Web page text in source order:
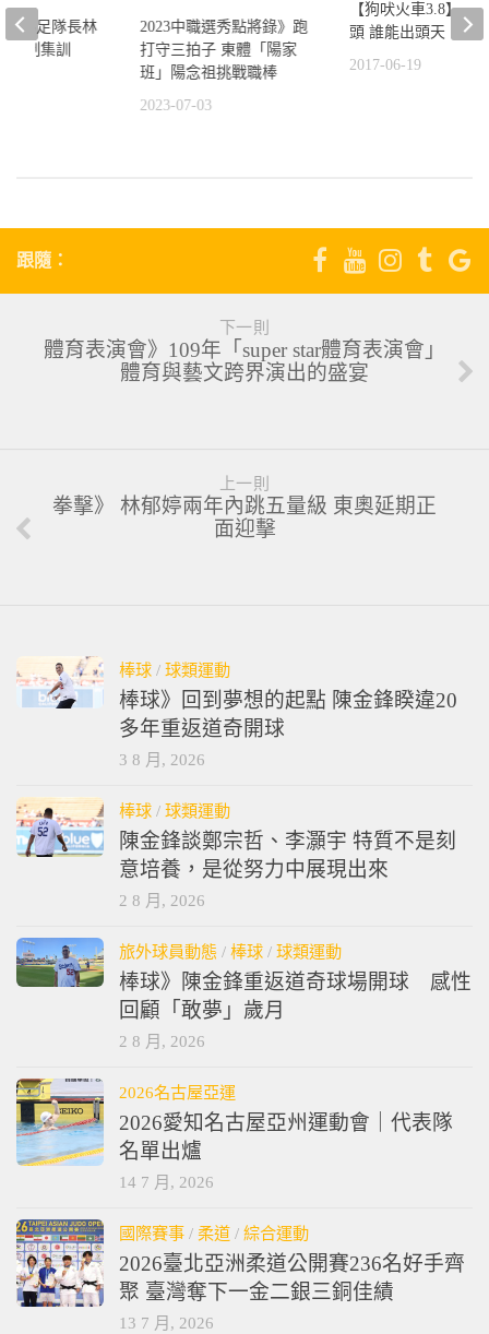
2023中職選秀點將錄》跑
打守三拍子 東體「陽家
班」陽念祖挑戰職棒
2023-07-03
【狗吠火車3.8】 選
頭 誰能出頭天
2017-06-19
運男足隊長林
人制集訓
跟隨：
下一則
體育表演會》109年「super star體育表演會」
體育與藝文跨界演出的盛宴
上一則
拳擊》 林郁婷兩年內跳五量級 東奧延期正
面迎擊
棒球 / 球類運動
棒球》回到夢想的起點 陳金鋒睽違20
多年重返道奇開球
3 8 月, 2026
棒球 / 球類運動
陳金鋒談鄭宗哲、李灝宇 特質不是刻
意培養，是從努力中展現出來
2 8 月, 2026
旅外球員動態 / 棒球 / 球類運動
棒球》陳金鋒重返道奇球場開球 感性
回顧「敢夢」歲月
2 8 月, 2026
2026名古屋亞運
2026愛知名古屋亞州運動會｜代表隊
名單出爐
14 7 月, 2026
國際賽事 / 柔道 / 綜合運動
2026臺北亞洲柔道公開賽236名好手齊
聚 臺灣奪下一金二銀三銅佳績
13 7 月, 2026